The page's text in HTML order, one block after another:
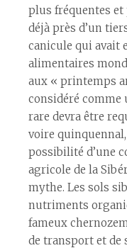
plus fréquentes et
déjà près d’un
canicule qui avait
alimentaires
aux « printemps
considéré
rare devra être
voire quinquennal,
possibilité d’une
agricole de la
mythe. Les sols
nutriments
fameux
de transport et de